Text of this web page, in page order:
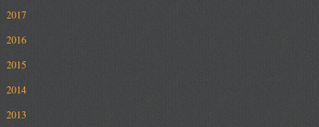
2017
2016
2015
2014
2013